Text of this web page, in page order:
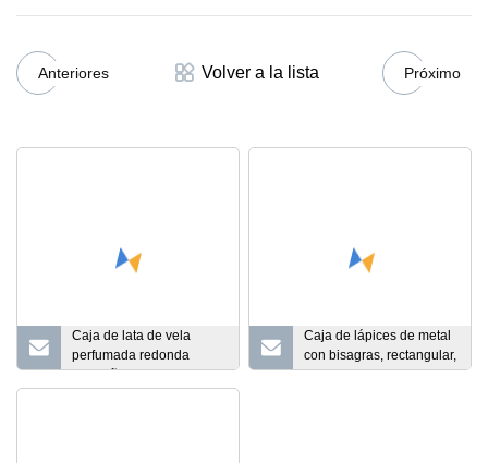
Anteriores Volver a la lista Próximo
Caja de lata de vela
perfumada redonda
pequeña de la lata de la
Caja de lápices de metal
con bisagras, rectangular,
larga y personalizada